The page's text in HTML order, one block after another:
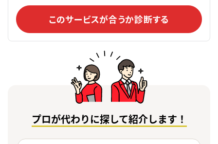
このサービスが合うか診断する
プロが代わりに探して紹介します！